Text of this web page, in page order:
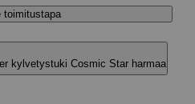
toimitustapa
kylvetystuki Cosmic Star harmaa